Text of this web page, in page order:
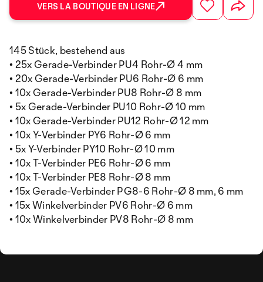
VERS LA BOUTIQUE EN LIGNE
145 Stück, bestehend aus
• 25x Gerade-Verbinder PU4 Rohr-Ø 4 mm
• 20x Gerade-Verbinder PU6 Rohr-Ø 6 mm
• 10x Gerade-Verbinder PU8 Rohr-Ø 8 mm
• 5x Gerade-Verbinder PU10 Rohr-Ø 10 mm
• 10x Gerade-Verbinder PU12 Rohr-Ø 12 mm
• 10x Y-Verbinder PY6 Rohr-Ø 6 mm
• 5x Y-Verbinder PY10 Rohr-Ø 10 mm
• 10x T-Verbinder PE6 Rohr-Ø 6 mm
• 10x T-Verbinder PE8 Rohr-Ø 8 mm
• 15x Gerade-Verbinder PG8-6 Rohr-Ø 8 mm, 6 mm
• 15x Winkelverbinder PV6 Rohr-Ø 6 mm
• 10x Winkelverbinder PV8 Rohr-Ø 8 mm